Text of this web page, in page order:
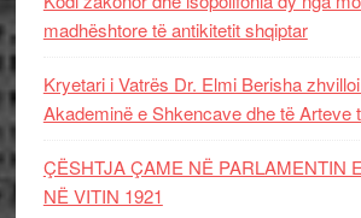
madhështore të antikitetit shqiptar
Kryetari i Vatrës Dr. Elmi Berisha
Akademinë e Shkencave dhe të Arteve
ÇËSHTJA ÇAME NË PARLAMENTIN
NË VITIN 1921